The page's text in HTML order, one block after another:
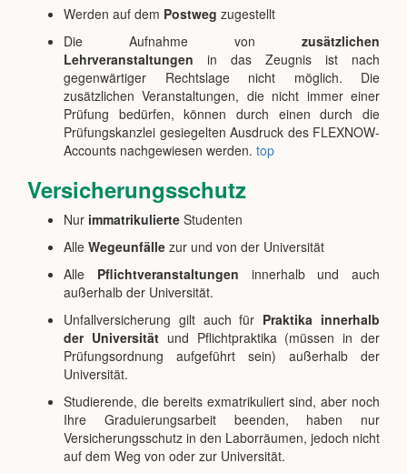
Werden auf dem Postweg zugestellt
Die Aufnahme von zusätzlichen
Lehrveranstaltungen in das Zeugnis ist nach
gegenwärtiger Rechtslage nicht möglich. Die
zusätzlichen Veranstaltungen, die nicht immer einer
Prüfung bedürfen, können durch einen durch die
Prüfungskanzlei gesiegelten Ausdruck des FLEXNOW-
Accounts nachgewiesen werden. top
Versicherungsschutz
Nur immatrikulierte Studenten
Alle Wegeunfälle zur und von der Universität
Alle Pflichtveranstaltungen innerhalb und auch
außerhalb der Universität.
Unfallversicherung gilt auch für Praktika innerhalb
der Universitätund Pflichtpraktika (müssen in der
Prüfungsordnung aufgeführt sein) außerhalb der
Universität.
Studierende, die bereits exmatrikuliert sind, aber noch
Ihre Graduierungsarbeit beenden, haben nur
Versicherungsschutz in den Laborräumen, jedoch nicht
auf dem Weg von oder zur Universität.